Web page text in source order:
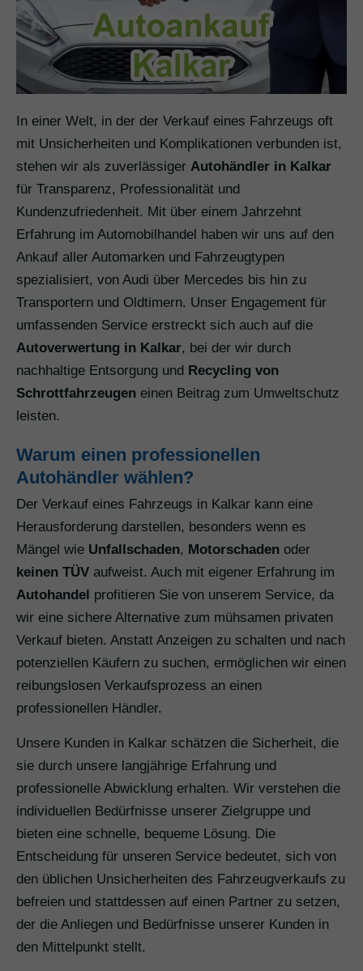
In einer Welt, in der der Verkauf eines Fahrzeugs oft
mit Unsicherheiten und Komplikationen verbunden ist,
stehen wir als zuverlässiger Autohändler in Kalkar
für Transparenz, Professionalität und
Kundenzufriedenheit. Mit über einem Jahrzehnt
Erfahrung im Automobilhandel haben wir uns auf den
Ankauf aller Automarken und Fahrzeugtypen
spezialisiert, von Audi über Mercedes bis hin zu
Transportern und Oldtimern. Unser Engagement für
umfassenden Service erstreckt sich auch auf die
Autoverwertung in Kalkar, bei der wir durch
nachhaltige Entsorgung und Recycling von
Schrottfahrzeugen einen Beitrag zum Umweltschutz
leisten.
Warum einen professionellen
Autohändler wählen?
Der Verkauf eines Fahrzeugs in Kalkar kann eine
Herausforderung darstellen, besonders wenn es
Mängel wie Unfallschaden, Motorschaden oder
keinen TÜV aufweist. Auch mit eigener Erfahrung im
Autohandel profitieren Sie von unserem Service, da
wir eine sichere Alternative zum mühsamen privaten
Verkauf bieten. Anstatt Anzeigen zu schalten und nach
potenziellen Käufern zu suchen, ermöglichen wir einen
reibungslosen Verkaufsprozess an einen
professionellen Händler.
Unsere Kunden in Kalkar schätzen die Sicherheit, die
sie durch unsere langjährige Erfahrung und
professionelle Abwicklung erhalten. Wir verstehen die
individuellen Bedürfnisse unserer Zielgruppe und
bieten eine schnelle, bequeme Lösung. Die
Entscheidung für unseren Service bedeutet, sich von
den üblichen Unsicherheiten des Fahrzeugverkaufs zu
befreien und stattdessen auf einen Partner zu setzen,
der die Anliegen und Bedürfnisse unserer Kunden in
den Mittelpunkt stellt.